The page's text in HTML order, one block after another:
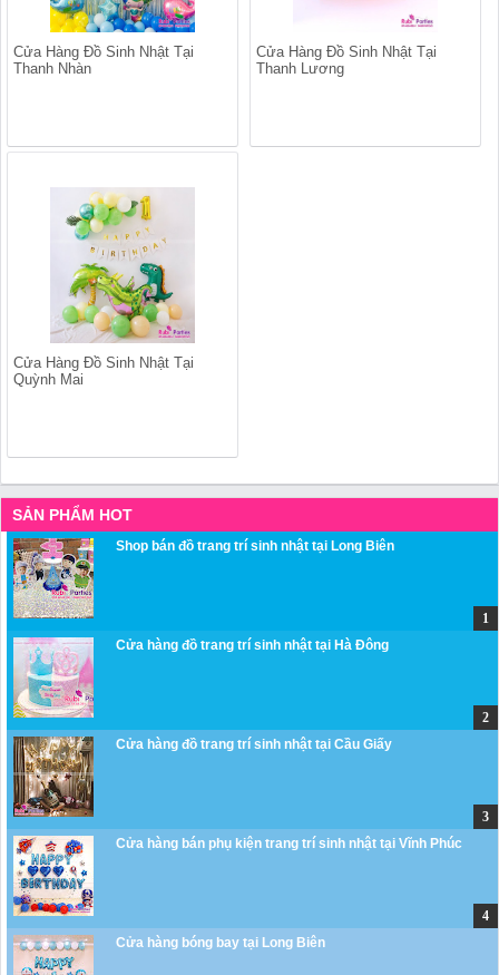
Cửa Hàng Đồ Sinh Nhật Tại
Thanh Nhàn
Cửa Hàng Đồ Sinh Nhật Tại
Thanh Lương
Cửa Hàng Đồ Sinh Nhật Tại
Quỳnh Mai
SẢN PHẨM HOT
Shop bán đồ trang trí sinh nhật tại Long Biên
Cửa hàng đồ trang trí sinh nhật tại Hà Đông
Cửa hàng đồ trang trí sinh nhật tại Cầu Giấy
Cửa hàng bán phụ kiện trang trí sinh nhật tại Vĩnh Phúc
Cửa hàng bóng bay tại Long Biên